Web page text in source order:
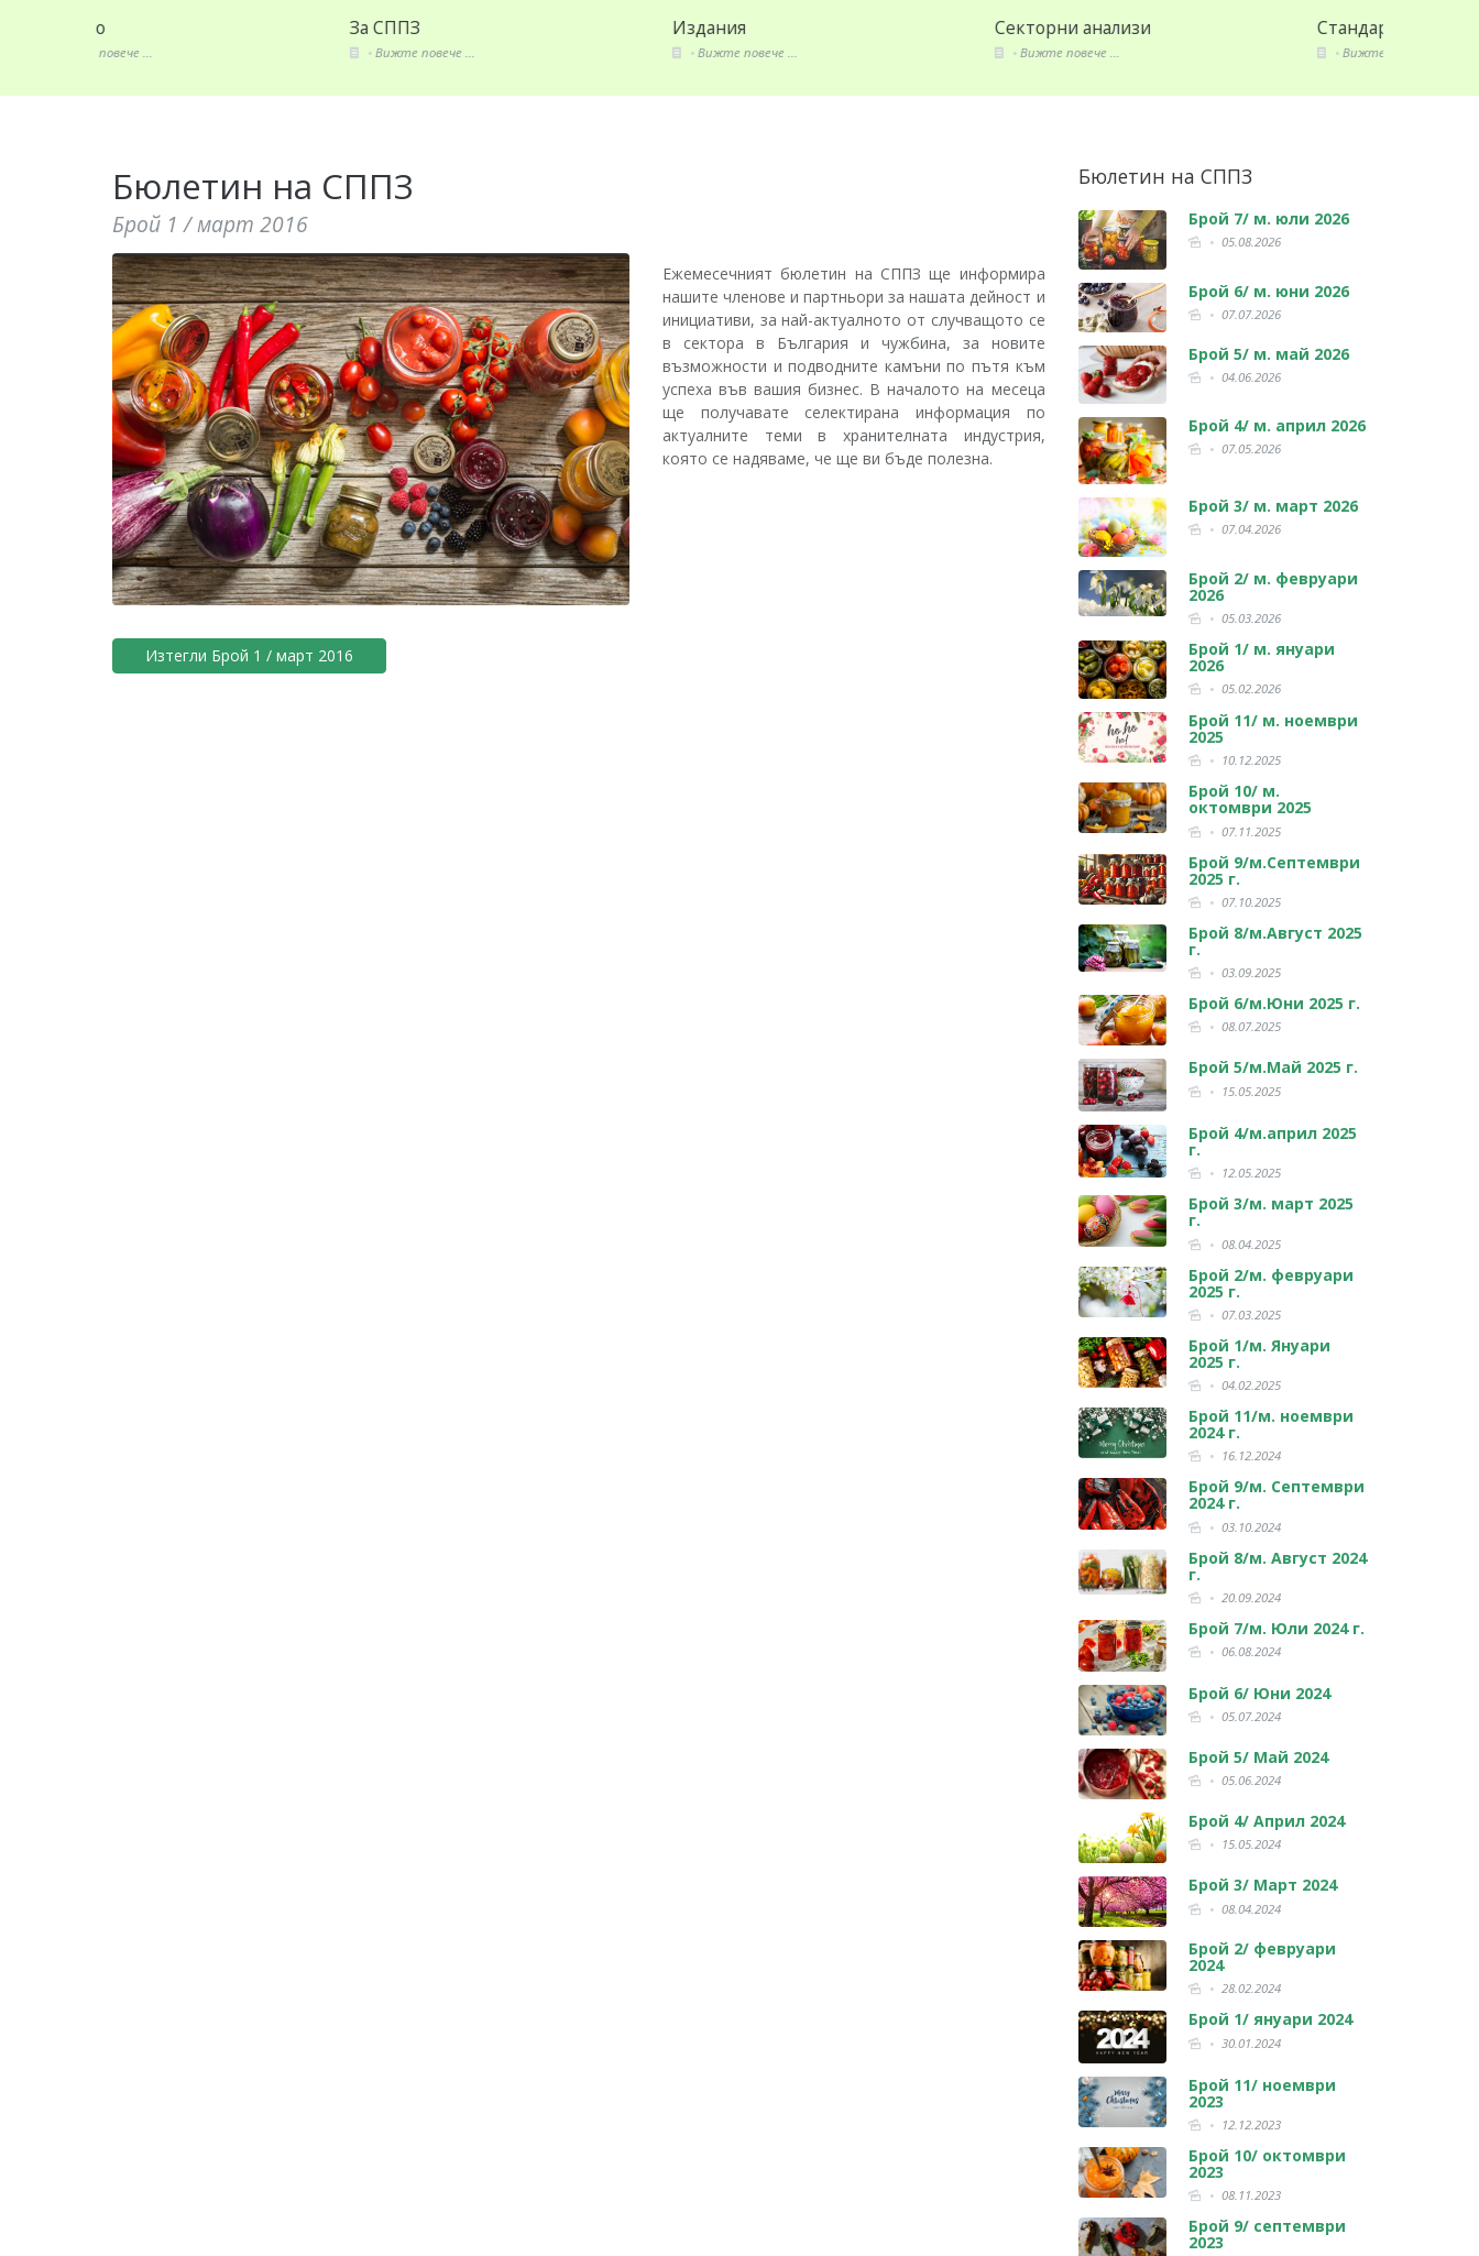
Вижте повече ... Вижте повече ... Вижте повече ...
Стандарти и закони
Вижте повече ...
Бюлетин на СППЗ
Брой 1 / март 2016
Ежемесечният бюлетин на СППЗ ще информира
нашите членове и партньори за нашата дейност и
инициативи, за най-актуалното от случващото се
в сектора в България и чужбина, за новите
възможности и подводните камъни по пътя към
успеха във вашия бизнес. В началото на месеца
ще получавате селектирана информация по
актуалните теми в хранителната индустрия,
която се надяваме, че ще ви бъде полезна.
Изтегли Брой 1 / март 2016
Бюлетин на СППЗ
Брой 7/ м. юли 2026
05.08.2026
Брой 6/ м. юни 2026
07.07.2026
Брой 5/ м. май 2026
04.06.2026
Брой 4/ м. април 2026
07.05.2026
Брой 3/ м. март 2026
07.04.2026
Брой 2/ м. февруари
2026
05.03.2026
Брой 1/ м. януари
2026
05.02.2026
Брой 11/ м. ноември
2025
10.12.2025
Брой 10/ м.
октомври 2025
07.11.2025
Брой 9/м.Септември
2025 г.
07.10.2025
Брой 8/м.Август 2025
г.
03.09.2025
Брой 6/м.Юни 2025 г.
08.07.2025
Брой 5/м.Май 2025 г.
15.05.2025
Брой 4/м.април 2025
г.
12.05.2025
Брой 3/м. март 2025
г.
08.04.2025
Брой 2/м. февруари
2025 г.
07.03.2025
Брой 1/м. Януари
2025 г.
04.02.2025
Брой 11/м. ноември
2024 г.
16.12.2024
Брой 9/м. Септември
2024 г.
03.10.2024
Брой 8/м. Август 2024
г.
20.09.2024
Брой 7/м. Юли 2024 г.
06.08.2024
Брой 6/ Юни 2024
05.07.2024
Брой 5/ Май 2024
05.06.2024
Брой 4/ Април 2024
15.05.2024
Брой 3/ Март 2024
08.04.2024
Брой 2/ февруари
2024
28.02.2024
Брой 1/ януари 2024
30.01.2024
Брой 11/ ноември
2023
12.12.2023
Брой 10/ октомври
2023
08.11.2023
Брой 9/ септември
2023